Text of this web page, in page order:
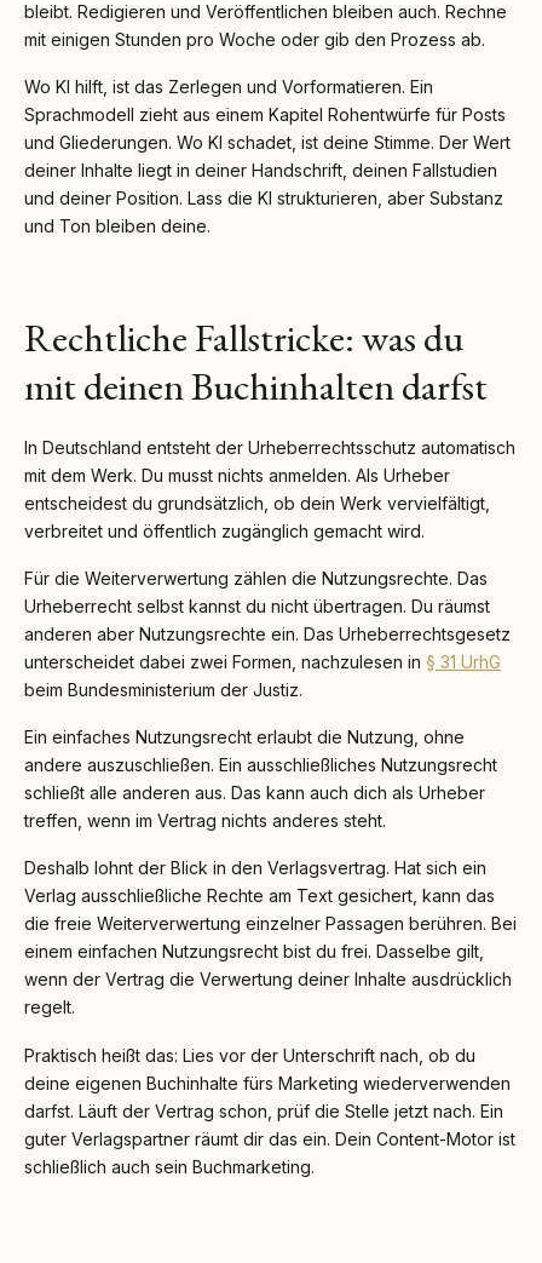
bleibt. Redigieren und Veröffentlichen bleiben auch. Rechne
mit einigen Stunden pro Woche oder gib den Prozess ab.
Wo KI hilft, ist das Zerlegen und Vorformatieren. Ein
Sprachmodell zieht aus einem Kapitel Rohentwürfe für Posts
und Gliederungen. Wo KI schadet, ist deine Stimme. Der Wert
deiner Inhalte liegt in deiner Handschrift, deinen Fallstudien
und deiner Position. Lass die KI strukturieren, aber Substanz
und Ton bleiben deine.
Rechtliche Fallstricke: was du
mit deinen Buchinhalten darfst
In Deutschland entsteht der Urheberrechtsschutz automatisch
mit dem Werk. Du musst nichts anmelden. Als Urheber
entscheidest du grundsätzlich, ob dein Werk vervielfältigt,
verbreitet und öffentlich zugänglich gemacht wird.
Für die Weiterverwertung zählen die Nutzungsrechte. Das
Urheberrecht selbst kannst du nicht übertragen. Du räumst
anderen aber Nutzungsrechte ein. Das Urheberrechtsgesetz
unterscheidet dabei zwei Formen, nachzulesen in § 31 UrhG
beim Bundesministerium der Justiz.
Ein einfaches Nutzungsrecht erlaubt die Nutzung, ohne
andere auszuschließen. Ein ausschließliches Nutzungsrecht
schließt alle anderen aus. Das kann auch dich als Urheber
treffen, wenn im Vertrag nichts anderes steht.
Deshalb lohnt der Blick in den Verlagsvertrag. Hat sich ein
Verlag ausschließliche Rechte am Text gesichert, kann das
die freie Weiterverwertung einzelner Passagen berühren. Bei
einem einfachen Nutzungsrecht bist du frei. Dasselbe gilt,
wenn der Vertrag die Verwertung deiner Inhalte ausdrücklich
regelt.
Praktisch heißt das: Lies vor der Unterschrift nach, ob du
deine eigenen Buchinhalte fürs Marketing wiederverwenden
darfst. Läuft der Vertrag schon, prüf die Stelle jetzt nach. Ein
guter Verlagspartner räumt dir das ein. Dein Content-Motor ist
schließlich auch sein Buchmarketing.